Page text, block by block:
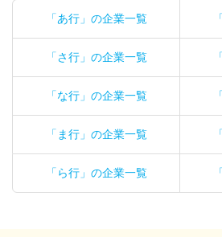
「あ行」の企業一覧
「さ行」の企業一覧
「な行」の企業一覧
「ま行」の企業一覧
「ら行」の企業一覧